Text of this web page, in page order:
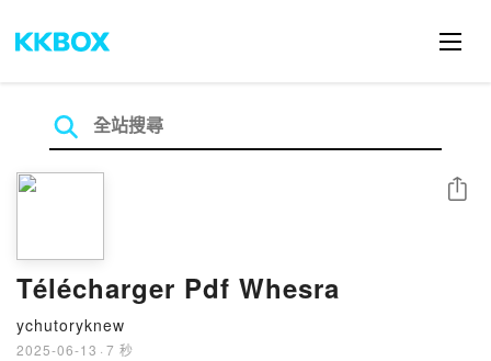
Télécharger Pdf Whesra
ychutoryknew
2025-06-13 · 7 秒
分享